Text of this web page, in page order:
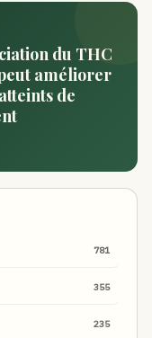
du THC
améliorer
de
781
355
235